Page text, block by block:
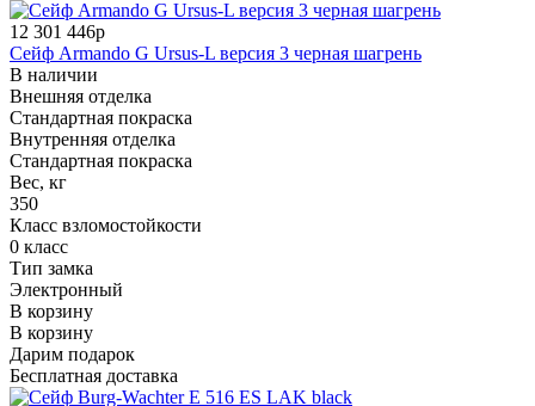
12 301 446р
Сейф Armando G Ursus-L версия 3 черная шагрень
В наличии
Внешняя отделка
Стандартная покраска
Внутренняя отделка
Стандартная покраска
Вес, кг
350
Класс взломостойкости
0 класс
Тип замка
Электронный
В корзину
В корзину
Дарим подарок
Бесплатная доставка